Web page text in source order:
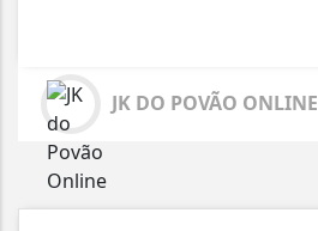
JK DO POVÃO ONLINE